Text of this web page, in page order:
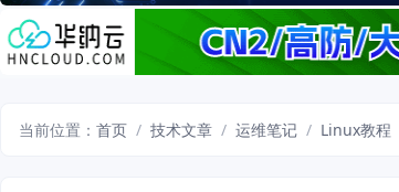
当前位置： 首页 / 技术文章 / 运维笔记 / Linux教程